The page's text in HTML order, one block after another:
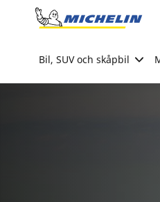
Go to page content
Bil, SUV och skåpbil